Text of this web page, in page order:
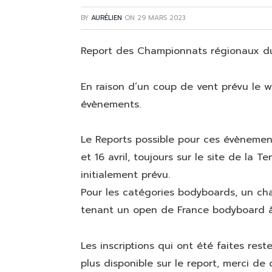
BY AURÉLIEN ON 29 MARS 2023
Report des Championnats régionaux
En raison d’un coup de vent prévu
évènements.
Le Reports possible pour ces
et 16 avril, toujours sur le site de la
initialement prévu.
Pour les catégories bodyboards, un
tenant un open de France bodyboard
Les inscriptions qui ont été faites
plus disponible sur le report, merci